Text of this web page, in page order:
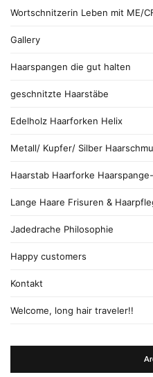
Wortschnitzerin Leben mit ME/
Gallery
Haarspangen die gut halten
geschnitzte Haarstäbe
Edelholz Haarforken Helix
Metall/ Kupfer/ Silber
Haarstab Haarforke
Lange Haare Frisuren &
Jadedrache Philosophie
Happy customers
Kontakt
Welcome, long hair traveler!!